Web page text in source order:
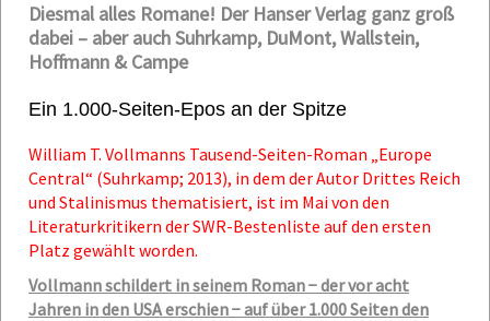
Diesmal alles Romane! Der Hanser Verlag ganz groß
dabei – aber auch Suhrkamp, DuMont, Wallstein,
Hoffmann & Campe
Ein 1.000-Seiten-Epos an der Spitze
William T. Vollmanns Tausend-Seiten-Roman „Europe
Central“ (Suhrkamp; 2013), in dem der Autor Drittes Reich
und Stalinismus thematisiert, ist im Mai von den
Literaturkritikern der SWR-Bestenliste auf den ersten
Platz gewählt worden.
Vollmann schildert in seinem Roman − der vor acht
Jahren in den USA erschien − auf über 1.000 Seiten den